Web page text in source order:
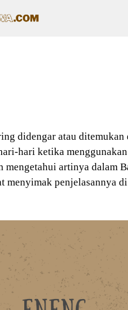
didengar atau ditemukan
hari ketika menggunakan
mengetahui artinya dalam
menyimak penjelasannya